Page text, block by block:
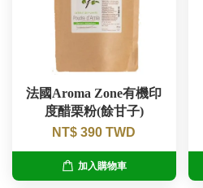
法國Aroma Zone有機印
度醋栗粉(餘甘子)
NT$ 390 TWD
加入購物車